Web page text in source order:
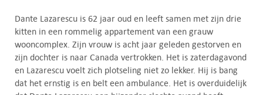
Dante Lazarescu is 62 jaar oud en leeft samen met zijn drie
kitten in een rommelig appartement van een grauw
wooncomplex. Zijn vrouw is acht jaar geleden gestorven en
zijn dochter is naar Canada vertrokken. Het is zaterdagavond
en Lazarescu voelt zich plotseling niet zo lekker. Hij is bang
dat het ernstig is en belt een ambulance. Het is overduidelijk